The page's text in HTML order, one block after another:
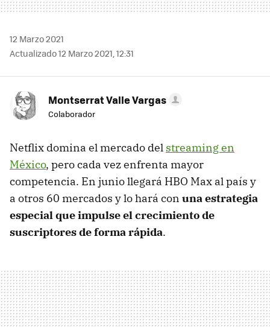
12 Marzo 2021
Actualizado 12 Marzo 2021, 12:31
Montserrat Valle Vargas
Colaborador
Netflix domina el mercado del streaming en
México, pero cada vez enfrenta mayor
competencia. En junio llegará HBO Max al país y
a otros 60 mercados y lo hará con una estrategia
especial que impulse el crecimiento de
suscriptores de forma rápida.